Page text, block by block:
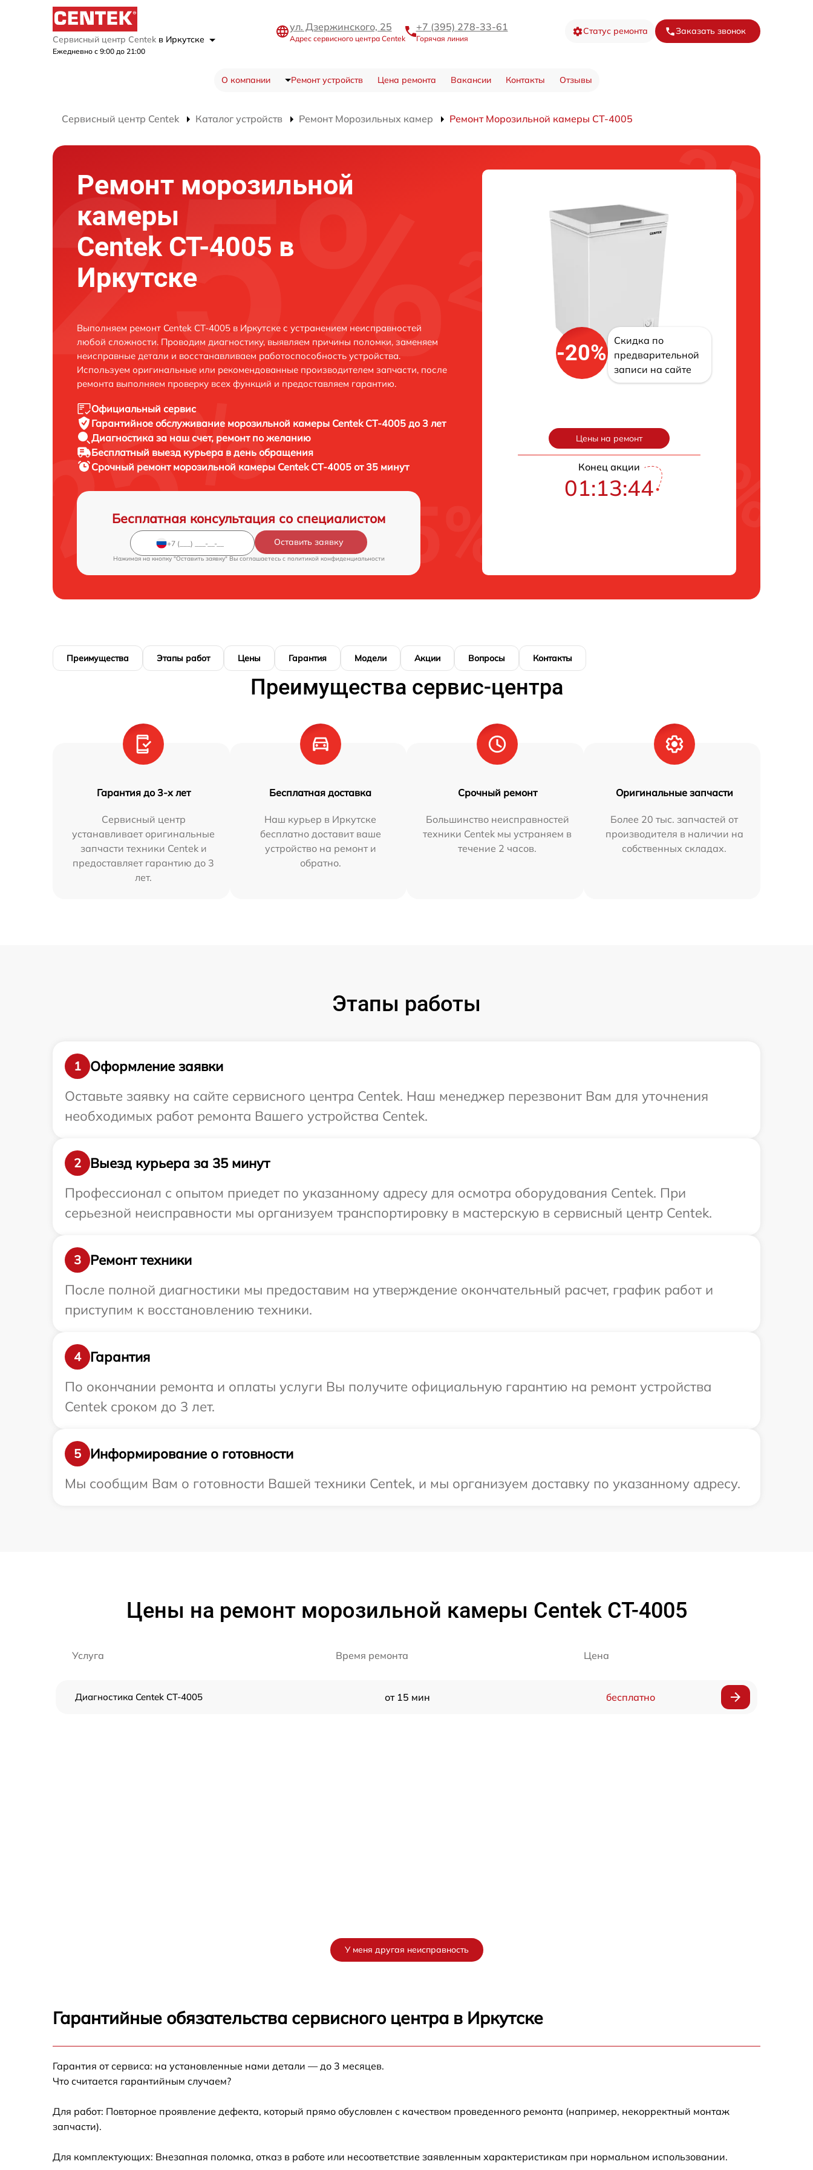
Сервисный центр Centek в Иркутске
Ежедневно с 9:00 до 21:00
ул. Дзержинского, 25
Адрес сервисного центра Centek
+7 (395) 278-33-61
Горячая линия
Статус ремонта Заказать звонок
О компании Ремонт устройств Цена ремонта Вакансии Контакты Отзывы
Сервисный центр Centek Каталог устройств Ремонт Морозильных камер Ремонт Морозильной камеры CT-4005
Ремонт морозильной
камеры
Centek CT-4005 в
Иркутске
Выполняем ремонт Centek CT-4005 в Иркутске с устранением неисправностей
любой сложности. Проводим диагностику, выявляем причины поломки, заменяем
неисправные детали и восстанавливаем работоспособность устройства.
Используем оригинальные или рекомендованные производителем запчасти, после
ремонта выполняем проверку всех функций и предоставляем гарантию.
Официальный сервис
Гарантийное обслуживание морозильной камеры Centek CT-4005 до 3 лет
Диагностика за наш счет, ремонт по желанию
Бесплатный выезд курьера в день обращения
Срочный ремонт морозильной камеры Centek CT-4005 от 35 минут
Бесплатная консультация со специалистом
Оставить заявку
Нажимая на кнопку "Оставить заявку" Вы соглашаетесь c политикой конфиденциальности
-20%
Скидка по
предварительной
записи на сайте
Цены на ремонт
Конец акции
01:13:43
Преимущества Этапы работ Цены Гарантия Модели Акции Вопросы Контакты
Преимущества сервис-центра
Гарантия до 3-х лет
Сервисный центр
устанавливает оригинальные
запчасти техники Centek и
предоставляет гарантию до 3
лет.
Бесплатная доставка
Наш курьер в Иркутске
бесплатно доставит ваше
устройство на ремонт и
обратно.
Срочный ремонт
Большинство неисправностей
техники Centek мы устраняем в
течение 2 часов.
Оригинальные запчасти
Более 20 тыс. запчастей от
производителя в наличии на
собственных складах.
Этапы работы
1
Оформление заявки
Оставьте заявку на сайте сервисного центра Centek. Наш менеджер перезвонит Вам для уточнения
необходимых работ ремонта Вашего устройства Centek.
2
Выезд курьера за 35 минут
Профессионал с опытом приедет по указанному адресу для осмотра оборудования Centek. При
серьезной неисправности мы организуем транспортировку в мастерскую в сервисный центр Centek.
3
Ремонт техники
После полной диагностики мы предоставим на утверждение окончательный расчет, график работ и
приступим к восстановлению техники.
4
Гарантия
По окончании ремонта и оплаты услуги Вы получите официальную гарантию на ремонт устройства
Centek сроком до 3 лет.
5
Информирование о готовности
Мы сообщим Вам о готовности Вашей техники Centek, и мы организуем доставку по указанному адресу.
Цены на ремонт морозильной камеры Centek CT-4005
Услуга Время ремонта Цена
Диагностика Centek CT-4005 от 15 мин бесплатно
У меня другая неисправность
Гарантийные обязательства сервисного центра в Иркутске
Гарантия от сервиса: на установленные нами детали — до 3 месяцев.
Что считается гарантийным случаем?
Для работ: Повторное проявление дефекта, который прямо обусловлен с качеством проведенного ремонта (например, некорректный монтаж
запчасти).
Для комплектующих: Внезапная поломка, отказ в работе или несоответствие заявленным характеристикам при нормальном использовании.